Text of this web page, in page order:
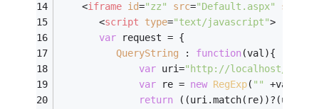
<iframe id="zz" src="Default.aspx"
<script type="text/javascript">
var request = {
QueryString : function(val){
var uri="http://localhost/
var re = new RegExp( "" +val+
return